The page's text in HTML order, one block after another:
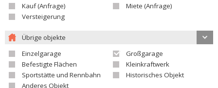
Kauf (Anfrage)
Miete (Anfrage)
Versteigerung
Übrige objekte
Einzelgarage
Großgarage
Befestigte Flächen
Kleinkraftwerk
Sportstätte und Rennbahn
Historisches Objekt
Anderes Objekt